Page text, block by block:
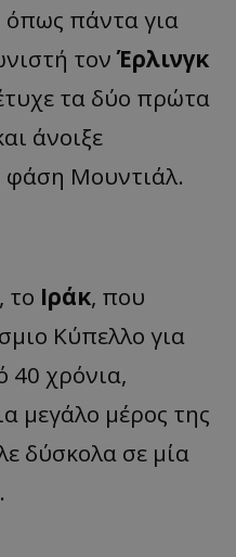
όπως πάντα για
τον Έρλινγκ
τα δύο πρώτα
άνοιξε
φάση Μουντιάλ.
το Ιράκ, που
Κύπελλο για
χρόνια,
μεγάλο μέρος της
δύσκολα σε μία